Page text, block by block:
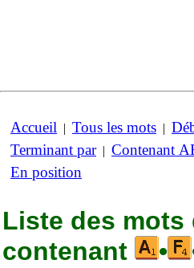
Accueil | Tous les mots |
Terminant par| Contenant
En position
Liste des mots
contenant
•